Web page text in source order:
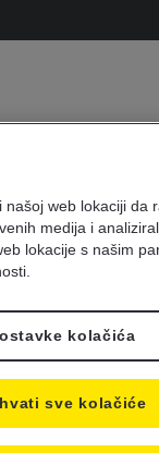
web lokaciji da
medija i
lokacije s našim
kolačića
sve kolačiće